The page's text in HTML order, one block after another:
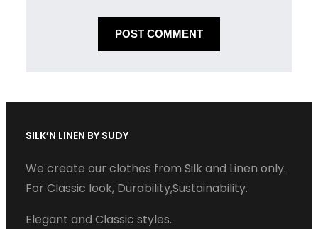
SILK’N LINEN BY SUDY
We create our clothes from Silk and Linen only.
For Classic look, Durability,Sustainability.
Elegant and Classic styles.